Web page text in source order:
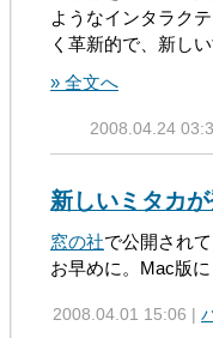
ようなインタラク
く革新的で、新し
» 全文へ
2008.04.24
新しいミタカ
窓の社で公開され
お早めに。Mac版
2008.04.01 15:06 |